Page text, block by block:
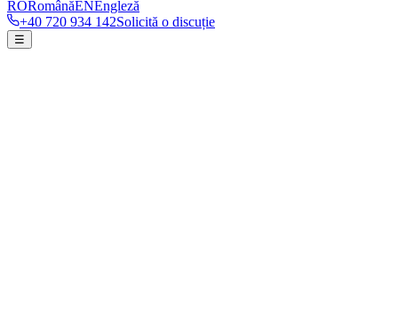
RORomânăENEngleză
+40 720 934 142Solicită o discuție
☰